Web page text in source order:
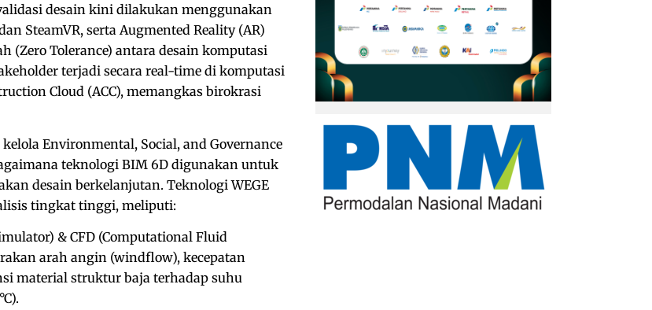
desain kini dilakukan menggunakan
SteamVR, serta Augmented Reality (AR)
(Zero Tolerance) antara desain komputasi
terjadi secara real-time di komputasi
Cloud (ACC), memangkas birokrasi
Environmental, Social, and Governance
teknologi BIM 6D digunakan untuk
desain berkelanjutan. Teknologi WEGE
tingkat tinggi, meliputi:
& CFD (Computational Fluid
arah angin (windflow), kecepatan
material struktur baja terhadap suhu